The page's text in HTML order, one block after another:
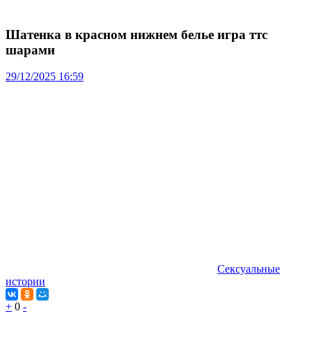
Шатенка в красном нижнем белье игра ттс
шарами
29/12/2025 16:59
Сексуальные
истории
+ 0 -